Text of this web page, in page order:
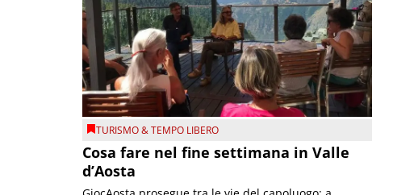
TURISMO & TEMPO LIBERO
Cosa fare nel fine settimana in Valle
d’Aosta